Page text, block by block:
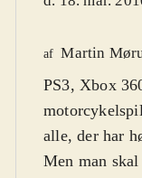
af Martin
PS3, Xbox
alle, der har
Men man